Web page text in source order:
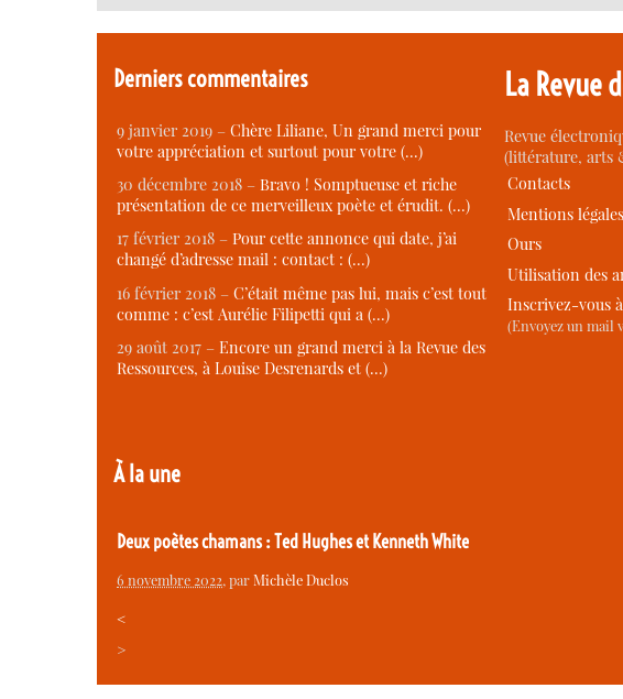
Derniers commentaires
9 janvier 2019 – Chère Liliane, Un grand merci pour
votre appréciation et surtout pour votre (…)
30 décembre 2018 – Bravo ! Somptueuse et riche
présentation de ce merveilleux poète et érudit. (…)
17 février 2018 – Pour cette annonce qui date, j’ai
changé d’adresse mail : contact : (…)
16 février 2018 – C’était même pas lui, mais c’est tout
comme : c’est Aurélie Filipetti qui a (…)
29 août 2017 – Encore un grand merci à la Revue des
Ressources, à Louise Desrenards et (…)
À la une
Deux poètes chamans : Ted Hughes et Kenneth White
6 novembre 2022, parMichèle Duclos
<
>
La Revue
Revue
(littérature, arts
Contacts
Mentions légales
Ours
Utilisation des
Inscrivez-vous
(Envoyez un mail